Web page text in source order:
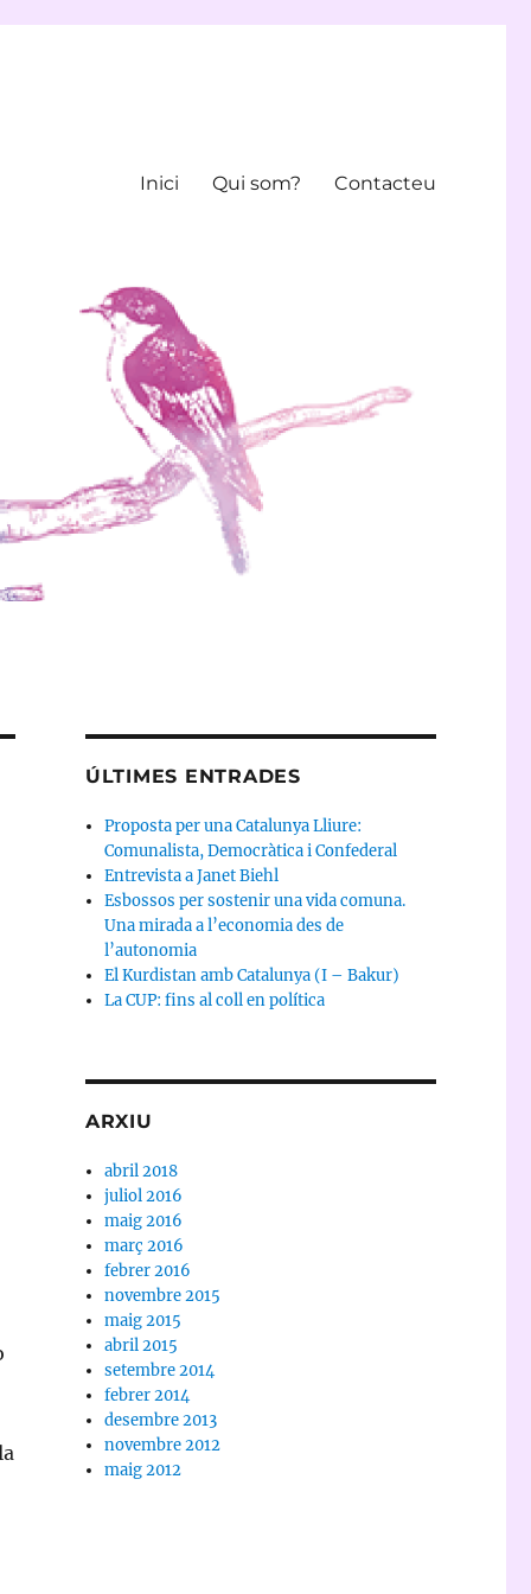
Inici Qui som? Contacteu
ÚLTIMES ENTRADES
Proposta per una Catalunya Lliure:
Comunalista, Democràtica i Confederal
Entrevista a Janet Biehl
Esbossos per sostenir una vida comuna.
Una mirada a l’economia des de
l’autonomia
El Kurdistan amb Catalunya (I – Bakur)
La CUP: fins al coll en política
ARXIU
abril 2018
juliol 2016
maig 2016
març 2016
febrer 2016
novembre 2015
maig 2015
abril 2015
setembre 2014
febrer 2014
desembre 2013
novembre 2012
maig 2012